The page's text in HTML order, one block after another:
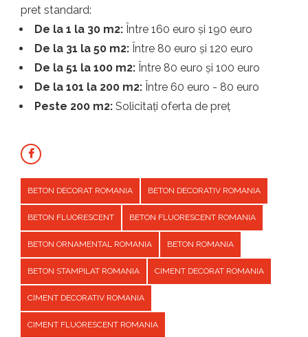
pret standard:
De la 1 la 30 m2: Între 160 euro și 190 euro
De la 31 la 50 m2: Între 80 euro și 120 euro
De la 51 la 100 m2: Între 80 euro și 100 euro
De la 101 la 200 m2: Între 60 euro - 80 euro
Peste 200 m2: Solicitați oferta de preț
BETON DECORAT ROMANIA BETON DECORATIV ROMANIA
BETON FLUORESCENT BETON FLUORESCENT ROMANIA
BETON ORNAMENTAL ROMANIA BETON ROMANIA
BETON STAMPILAT ROMANIA CIMENT DECORAT ROMANIA
CIMENT DECORATIV ROMANIA
CIMENT FLUORESCENT ROMANIA